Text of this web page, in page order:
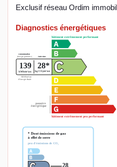
Exclusif réseau Ordim
Diagnostics énergétiques